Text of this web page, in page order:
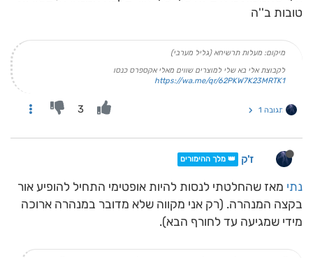
טובות ב''ה
מיקום: מעלות תרשיחא (גליל מערבי)
לקבוצת אלי בא שלי למוצרים שווים מאלי אקספרס כנסו
https://wa.me/qr/62PKW7K23MRTK1
תגובה 1 3
ז'ק 👑 מלך ההימורים
נתי מאז שהחלטתי לנסות להיות אופטימי התחיל להופיע אור
בקצה המנהרה. (רק אני מקווה שלא מדובר במנהרה ארוכה
מידי שמגיעה עד לחורף הבא).